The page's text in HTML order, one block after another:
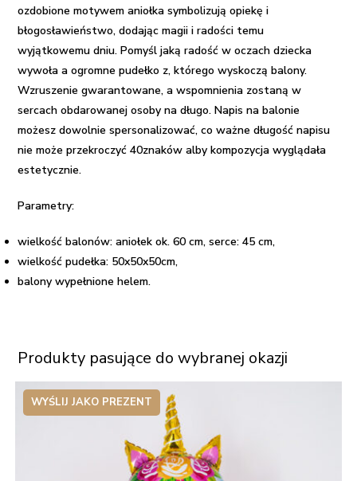
ozdobione motywem aniołka symbolizują opiekę i
błogosławieństwo, dodając magii i radości temu
wyjątkowemu dniu. Pomyśl jaką radość w oczach dziecka
wywoła a ogromne pudełko z, którego wyskoczą balony.
Wzruszenie gwarantowane, a wspomnienia zostaną w
sercach obdarowanej osoby na długo. Napis na balonie
możesz dowolnie spersonalizować, co ważne długość napisu
nie może przekroczyć 40znaków alby kompozycja wyglądała
estetycznie.
Parametry:
wielkość balonów: aniołek ok. 60 cm, serce: 45 cm,
wielkość pudełka: 50x50x50cm,
balony wypełnione helem.
Produkty pasujące do wybranej okazji
WYŚLIJ JAKO PREZENT